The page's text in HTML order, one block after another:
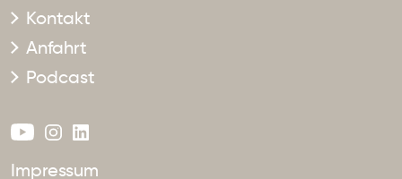
Kontakt
Anfahrt
Podcast
Impressum